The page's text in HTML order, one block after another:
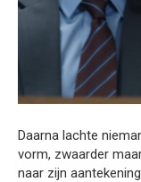
Daarna lachte
vorm, zwaarder
naar zijn